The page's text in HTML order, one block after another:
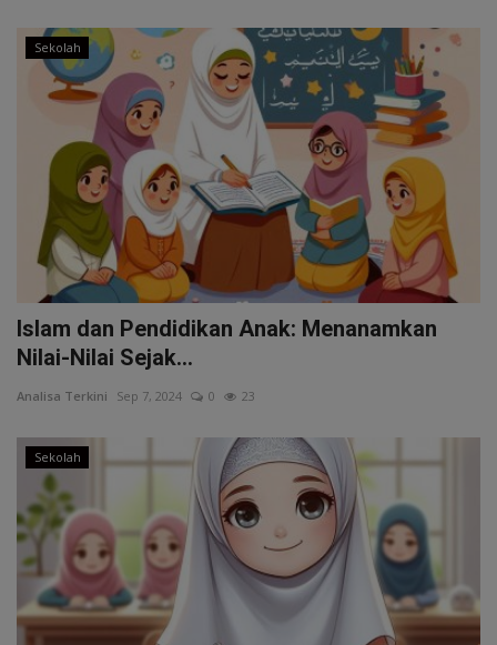
Sekolah
Islam dan Pendidikan Anak: Menanamkan
Nilai-Nilai Sejak...
Analisa Terkini Sep 7, 2024 0 23
Sekolah